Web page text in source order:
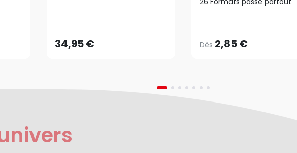
34,95 €AJOUTER AU PANIER Dès 2,85 €
2,85 €